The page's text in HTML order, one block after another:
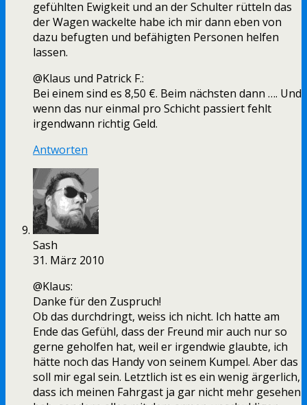
gefühlten Ewigkeit und an der Schulter rütteln das
der Wagen wackelte habe ich mir dann eben von
dazu befugten und befähigten Personen helfen
lassen.
@Klaus und Patrick F.:
Bei einem sind es 8,50 €. Beim nächsten dann …. Und
wenn das nur einmal pro Schicht passiert fehlt
irgendwann richtig Geld.
Antworten
Sash
31. März 2010
@Klaus:
Danke für den Zuspruch!
Ob das durchdringt, weiss ich nicht. Ich hatte am
Ende das Gefühl, dass der Freund mir auch nur so
gerne geholfen hat, weil er irgendwie glaubte, ich
hätte noch das Handy von seinem Kumpel. Aber das
soll mir egal sein. Letztlich ist es ein wenig ärgerlich,
dass ich meinen Fahrgast ja gar nicht mehr gesehen